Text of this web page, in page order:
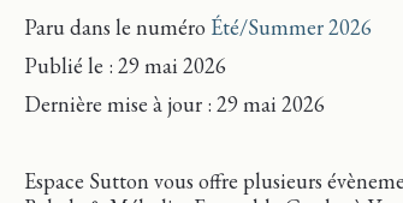
Paru dans le numéro Été/Summer 2026
Publié le : 29 mai 2026
Dernière mise à jour : 29 mai 2026
Espace Sutton vous offre plusieurs